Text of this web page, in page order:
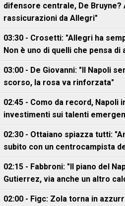
difensore centrale, De Bruyne?
rassicurazioni da Allegri"
03:30 - Crosetti: "Allegri ha
Non è uno di quelli che pensa
03:00 - De Giovanni: "Il Napoli
scorso, la rosa va rinforzata"
02:45 - Como da record, Napoli
investimenti sui talenti
02:30 - Ottaiano spiazza tutti:
subito con un centrocampista
02:15 - Fabbroni: "Il piano del
Gutierrez, via anche un altro
02:00 - Figc: Zola torna in